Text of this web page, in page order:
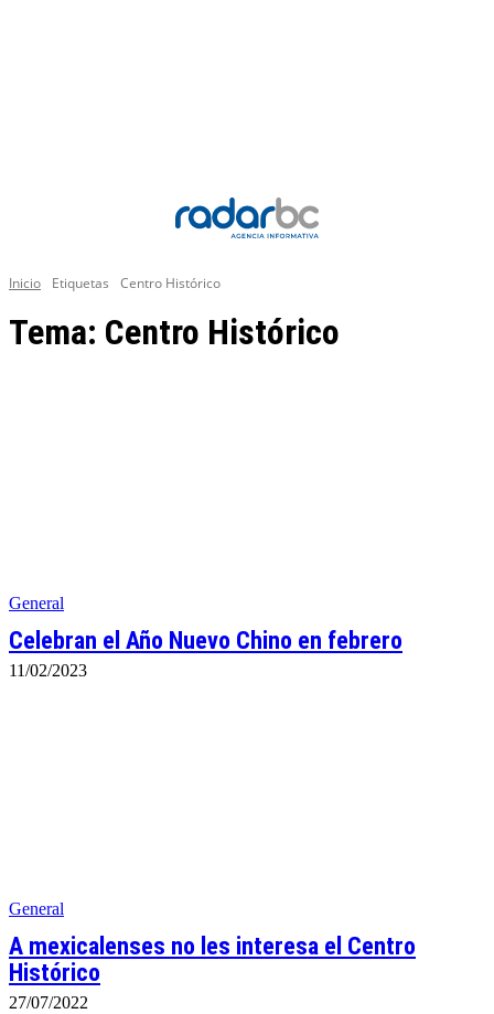
Inicio Etiquetas Centro Histórico
Tema: Centro Histórico
General
Celebran el Año Nuevo Chino en febrero
11/02/2023
General
A mexicalenses no les interesa el Centro
Histórico
27/07/2022